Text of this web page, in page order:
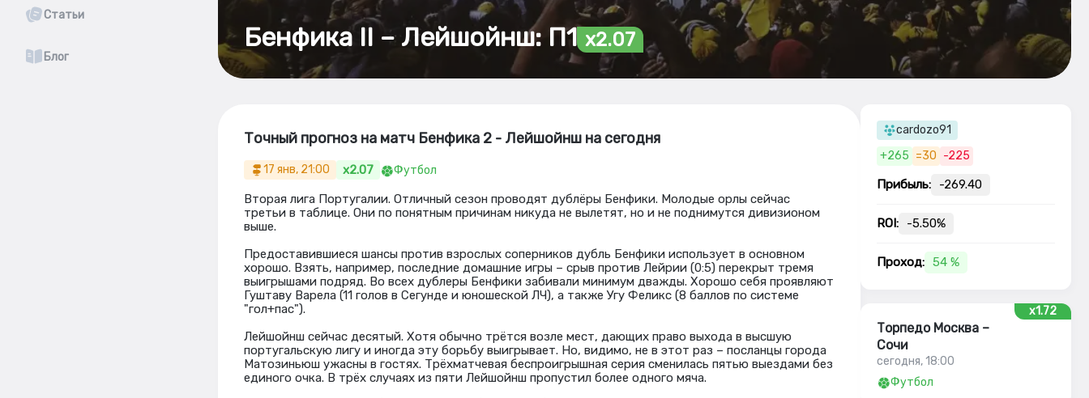
Статьи
Блог
Бенфика II – Лейшойнш: П1 x2.07
Точный прогноз на матч Бенфика 2 - Лейшойнш на сегодня
17 янв, 21:00 x2.07 Футбол
Вторая лига Португалии. Отличный сезон проводят дублёры Бенфики. Молодые орлы сейчас
третьи в таблице. Они по понятным причинам никуда не вылетят, но и не поднимутся дивизионом
выше.
Предоставившиеся шансы против взрослых соперников дубль Бенфики использует в основном
хорошо. Взять, например, последние домашние игры – срыв против Лейрии (0:5) перекрыт тремя
выигрышами подряд. Во всех дублеры Бенфики забивали минимум дважды. Хорошо себя проявляют
Гуштаву Варела (11 голов в Сегунде и юношеской ЛЧ), а также Угу Феликс (8 баллов по системе
"гол+пас").
Лейшойнш сейчас десятый. Хотя обычно трётся возле мест, дающих право выхода в высшую
португальскую лигу и иногда эту борьбу выигрывает. Но, видимо, не в этот раз – посланцы города
Матозиньюш ужасны в гостях. Трёхматчевая беспроигрышная серия сменилась пятью выездами без
единого очка. В трёх случаях из пяти Лейшойнш пропустил более одного мяча.
cardozo91
+265 =30 -225
Прибыль: -269.40
ROI: -5.50%
Проход: 54 %
x1.72
Торпедо Москва –
Сочи
сегодня, 18:00
Футбол